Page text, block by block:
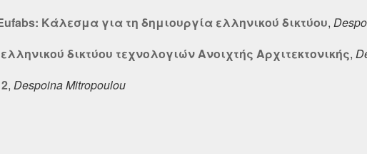
Κάλεσμα για τη δημιουργία ελληνικού δικτύου,
δικτύου τεχνολογιών Ανοιχτής Αρχιτεκτονικής,
, Despoina Mitropoulou